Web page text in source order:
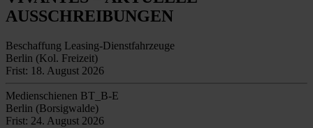
AUSSCHREIBUNGEN
Beschaffung Leasing-Dienstfahrzeuge
Berlin (Kol. Freizeit)
Frist: 18. August 2026
Medienschienen BT_B-E
Berlin (Borsigwalde)
Frist: 24. August 2026